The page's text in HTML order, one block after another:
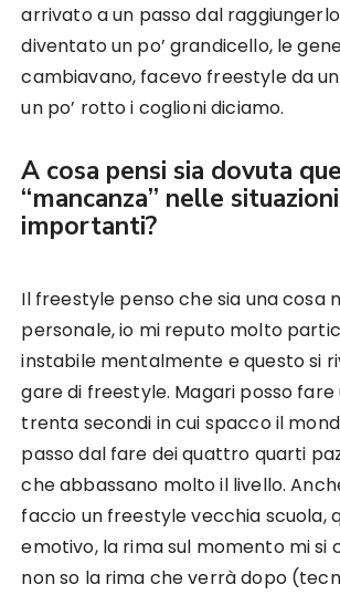
arrivato a un passo dal
diventato un po’ grandicello, le
cambiavano, facevo freestyle da
un po’ rotto i coglioni diciamo.
A cosa pensi sia dovuta
“mancanza” nelle situazioni
importanti?
Il freestyle penso che sia una cosa
personale, io mi reputo molto
instabile mentalmente e questo si
gare di freestyle. Magari posso fare
trenta secondi in cui spacco il
passo dal fare dei quattro quarti
che abbassano molto il livello.
faccio un freestyle vecchia scuola,
emotivo, la rima sul momento mi si
non so la rima che verrà dopo